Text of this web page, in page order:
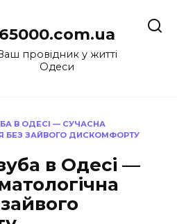
65000.com.ua
провідник у житті
Одеси
В ОДЕСІ — СУЧАСНА
БЕЗ ЗАЙВОГО ДИСКОМФОРТУ
в Одесі —